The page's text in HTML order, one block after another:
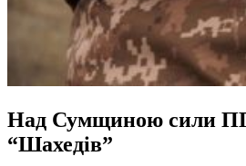
Над Сумщиною сили
“Шахедів”